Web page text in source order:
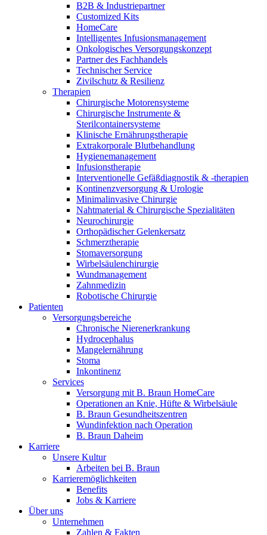
Zahnmedizin
Robotische Chirurgie
Therapien
Produktkatalog
Finden Sie das Produkt, das Sie suchen. Besuchen Sie den B.
Braun Produktkatalog mit unserem kompletten Portfolio.
Gut zu wissen
MDR, eIFU & Co. – hier finden Sie nützliche Informationen
rund um unsere Produkte.
B. Braun HomeCare
Wir koordinieren Ihre medizinische Versorgung, wenn Sie aus
dem Krankenhaus entlassen werden.
Innovation Hub
Lassen Sie uns Innovationen in der Medizintechnologie
gemeinsam vorantreiben. Erfahren Sie mehr über den
Innovation Hub und überzeugen Sie uns mit Ihrer Idee.
Im Dialog mit B. Braun. Hier treten Sie mit uns in
Verbindung.
B2B & Industriepartner
Customized Kits
HomeCare
Intelligentes Infusionsmanagement
Onkologisches Versorgungskonzept
Partner des Fachhandels
Technischer Service
Zivilschutz & Resilienz
Therapien
Chirurgische Motorensysteme
Chirurgische Instrumente &
Sterilcontainersysteme
Klinische Ernährungstherapie
Extrakorporale Blutbehandlung
Hygienemanagement
Infusionstherapie
Interventionelle Gefäßdiagnostik & -therapien
Kontinenzversorgung & Urologie
Minimalinvasive Chirurgie
Nahtmaterial & Chirurgische Spezialitäten
Neurochirurgie
Orthopädischer Gelenkersatz
Schmerztherapie
Stomaversorgung
Wirbelsäulenchirurgie
Wundmanagement
Zahnmedizin
Robotische Chirurgie
Patienten
Versorgungsbereiche
Chronische Nierenerkrankung
Hydrocephalus
Mangelernährung
Stoma
Inkontinenz
Services
Versorgung mit B. Braun HomeCare
Operationen an Knie, Hüfte & Wirbelsäule
B. Braun Gesundheitszentren
Wundinfektion nach Operation
B. Braun Daheim
Karriere
Unsere Kultur
Arbeiten bei B. Braun
Karrieremöglichkeiten
Benefits
Jobs & Karriere
Über uns
Unternehmen
Zahlen & Fakten